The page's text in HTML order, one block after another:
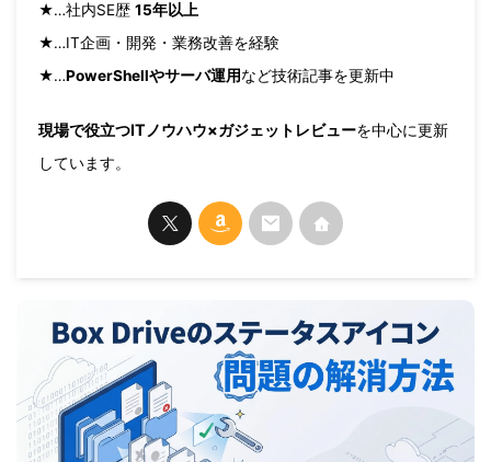
★…社内SE歴 15年以上
★…IT企画・開発・業務改善を経験
★…PowerShellやサーバ運用など技術記事を更新中
現場で役立つITノウハウ×ガジェットレビューを中心に更新
しています。